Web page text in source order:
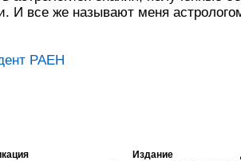
И все же называют меня
РАЕН
Издание